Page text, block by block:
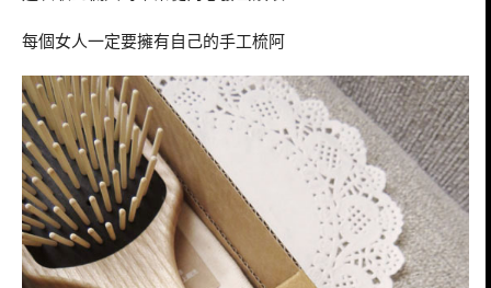
每個女人一定要擁有自己的手工梳阿